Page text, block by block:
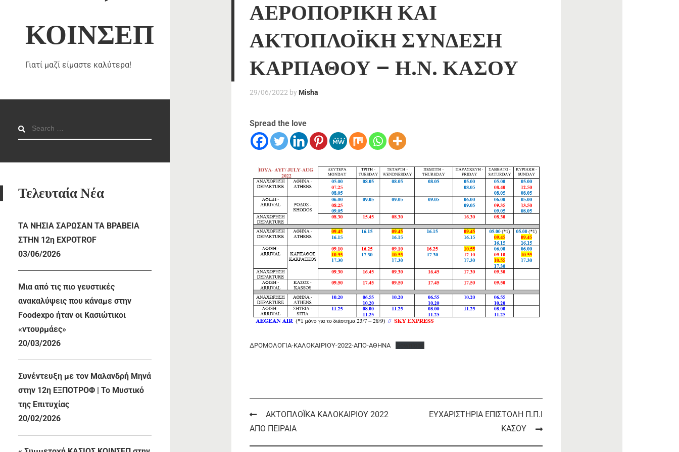
ΚΟΙΝΣΕΠ
Γιατί μαζί είμαστε καλύτερα!
Search
for:
Τελευταία Νέα
TA NHΣΙΑ ΣΑΡΩΣΑΝ ΤΑ ΒΡΑΒΕΙΑ
ΣΤΗΝ 12η EXPOTROF
03/06/2026
Μια από τις πιο γευστικές
ανακαλύψεις που κάναμε στην
Foodexpo ήταν οι Κασιώτικοι
«ντουρμάες»
20/03/2026
Συνέντευξη με τον Μαλανδρή Μηνά
στην 12η ΕΞΠΟΤΡΟΦ | Το Μυστικό
της Επιτυχίας
20/02/2026
ΑΕΡΟΠΟΡΙΚΗ ΚΑΙ
ΑΚΤΟΠΛΟΪΚΗ ΣΥΝΔΕΣΗ
ΚΑΡΠΑΘΟΥ – Η.Ν. ΚΑΣΟΥ
29/06/2022 by Misha
Spread the love
ΔΡΟΜΟΛΟΓΙΑ-ΚΑΛΟΚΑΙΡΙΟΥ-2022-ΑΠΟ-ΑΘΗΝΑ
Post
ΑΚΤΟΠΛΟΪΚΑ ΚΑΛΟΚΑΙΡΙΟΥ 2022
ΑΠΟ ΠΕΙΡΑΙΑ
ΕΥΧΑΡΙΣΤΗΡΙΑ ΕΠΙΣΤΟΛΗ Π.Π.Ι
ΚΑΣΟΥ